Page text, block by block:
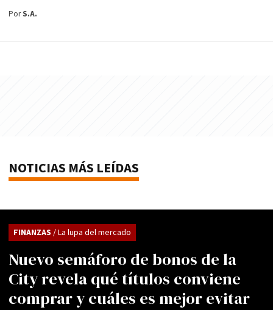
PorS.A.
NOTICIAS MÁS LEÍDAS
Nuevo semáforo de bonos de la
City revela qué títulos conviene
comprar y cuáles es mejor evitar
FINANZAS / La lupa del mercado